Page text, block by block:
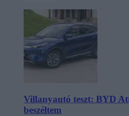
Villanyautó teszt: BYD
beszéltem